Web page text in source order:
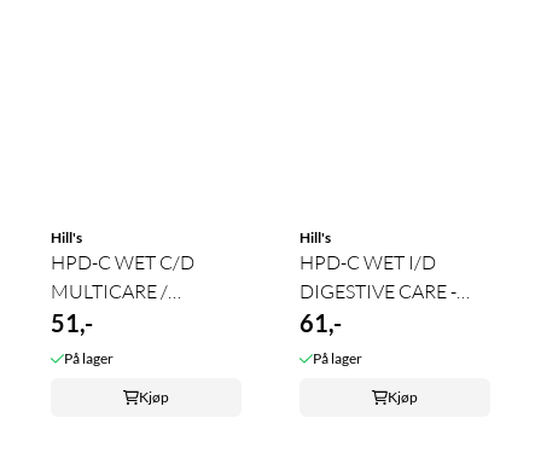
Hill's
HPD-C WET C/D
MULTICARE /
URINARY CARE 370 g
51,-
På lager
Kjøp
Hill's
HPD-C WET I/D
DIGESTIVE CARE -
LOW FAT ...
61,-
På lager
Kjøp